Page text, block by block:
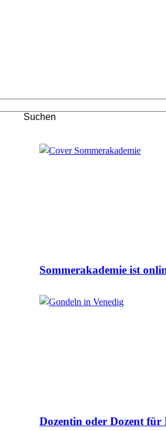
Suchen
Sommerakademie ist
Dozentin oder Dozent für